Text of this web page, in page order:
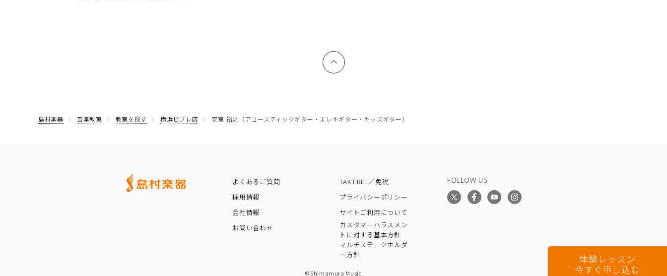
上へ戻る
体験レッスン
今すぐ申し込む
島村楽器 音楽教室 教室を探す 横浜ビブレ店 安室 裕之（アコースティックギター・エレキギター・キッズギター）
よくあるご質問
採用情報
会社情報
お問い合わせ
TAX FREE／免税
プライバシーポリシー
サイトご利用について
カスタマーハラスメン
トに対する基本方針
マルチステークホルダ
ー方針
FOLLOW US
©Shimamura Music